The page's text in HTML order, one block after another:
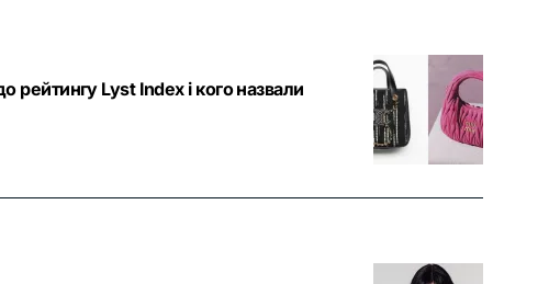
рейтингу Lyst Index і кого назвали